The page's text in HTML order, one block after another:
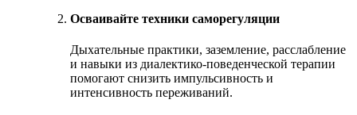
Осваивайте техники саморегуляции
Дыхательные практики, заземление, расслабление
и навыки из диалектико-поведенческой терапии
помогают снизить импульсивность и
интенсивность переживаний.